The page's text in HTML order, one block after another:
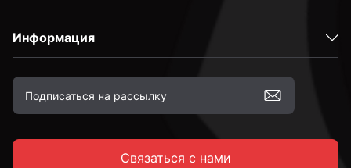
С неполной резьбой
к.п. 4,8
Информация
Связаться с нами